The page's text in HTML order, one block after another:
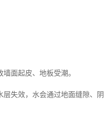
面起皮、地板受潮。
失效，水会通过地面缝隙、